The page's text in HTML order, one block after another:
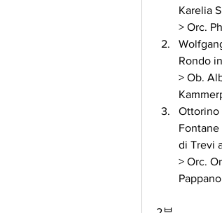
Karelia
> Orc.
Rondo
> Ob.
Ottorino
Fontane
di Trevi
> Orc.